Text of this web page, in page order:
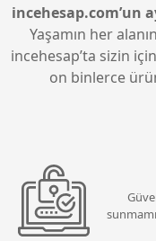
yüksek
istediğiniz an
incehesap.com’un
Yaşamın her
incehesap’ta sizin
on binlerce